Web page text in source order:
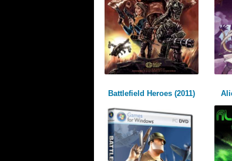
Battlefield Heroes (2011)